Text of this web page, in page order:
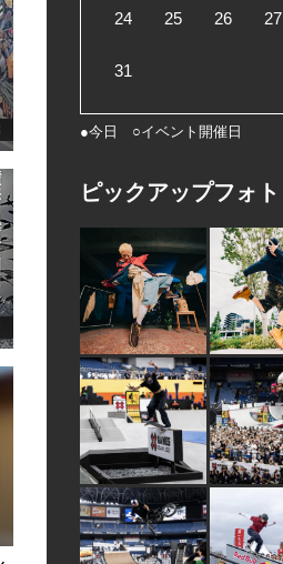
24 25 26 27
31
●今日 ○イベント開催日
ピックアップフォト